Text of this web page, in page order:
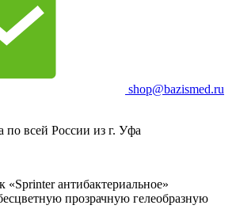
shop@bazismed.ru
по всей России из г. Уфа
антибактериальное»
прозрачную гелеобразную